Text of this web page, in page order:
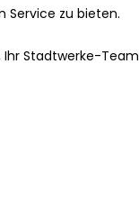
Service zu bieten.
Stadtwerke-Team